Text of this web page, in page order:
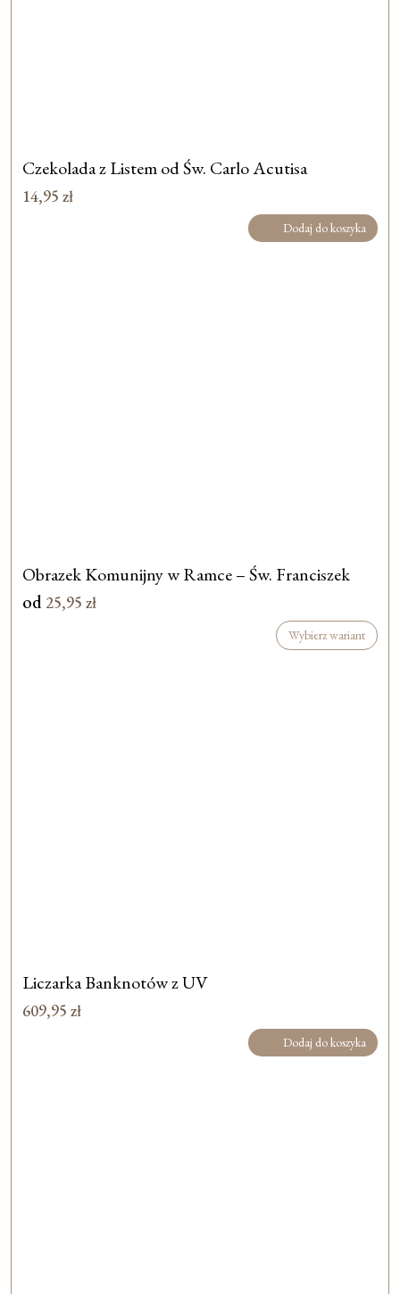
Czekolada z Listem od Św. Carlo Acutisa
14,95 zł
Dodaj do koszyka
Obrazek Komunijny w Ramce – Św. Franciszek
od 25,95 zł
Wybierz wariant
Liczarka Banknotów z UV
609,95 zł
Dodaj do koszyka